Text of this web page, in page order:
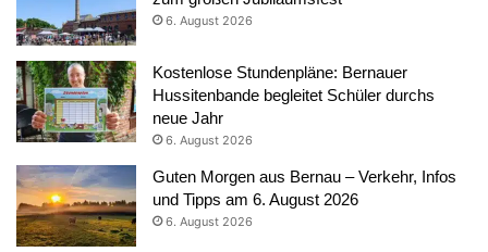
6. August 2026
Kostenlose Stundenpläne: Bernauer
Hussitenbande begleitet Schüler durchs
neue Jahr
6. August 2026
Guten Morgen aus Bernau – Verkehr, Infos
und Tipps am 6. August 2026
6. August 2026